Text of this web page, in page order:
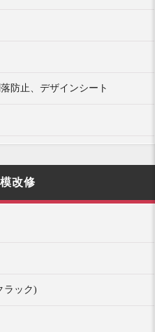
防止、デザインシート
改修
ラック)